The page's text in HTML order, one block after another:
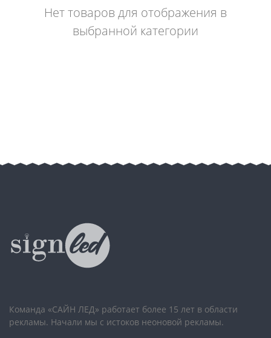
Нет товаров для отображения в
выбранной категории
Команда «САЙН ЛЕД» работает более 15 лет в области
рекламы. Начали мы с истоков неоновой рекламы.